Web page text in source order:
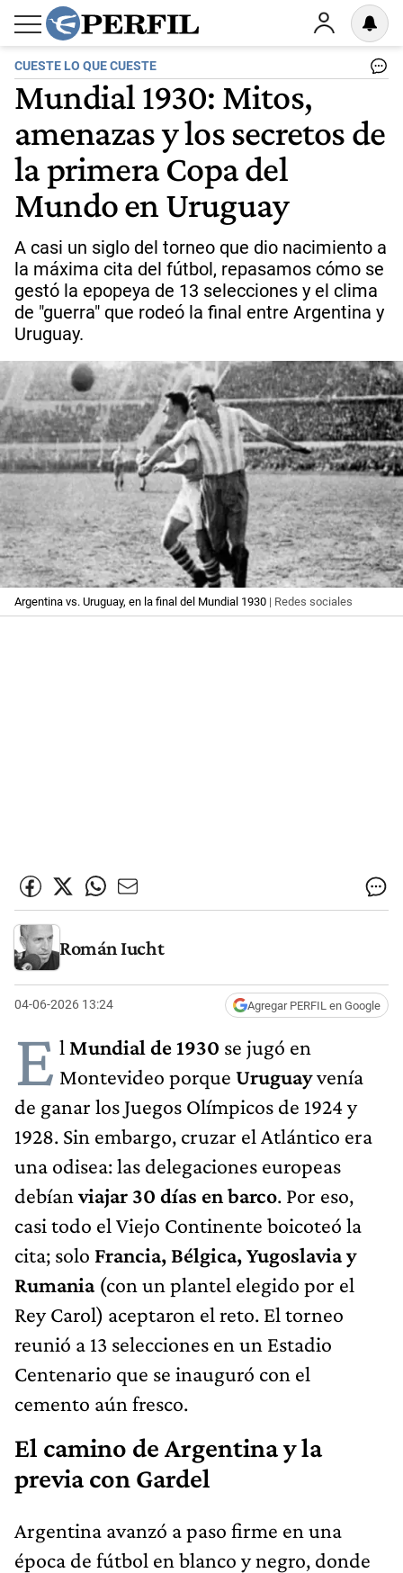
CUESTE LO QUE CUESTE
Mundial 1930: Mitos,
amenazas y los secretos de
la primera Copa del
Mundo en Uruguay
A casi un siglo del torneo que dio nacimiento a
la máxima cita del fútbol, repasamos cómo se
gestó la epopeya de 13 selecciones y el clima
de "guerra" que rodeó la final entre Argentina y
Uruguay.
Argentina vs. Uruguay, en la final del Mundial 1930 | Redes sociales
Román Iucht
04-06-2026 13:24 Agregar PERFIL en Google
E l Mundial de 1930 se jugó en
Montevideo porque Uruguayvenía
de ganar los Juegos Olímpicos de 1924 y
1928. Sin embargo, cruzar el Atlántico era
una odisea: las delegaciones europeas
debíanviajar 30 días en barco. Por eso,
casi todo el Viejo Continente boicoteó la
cita; solo Francia, Bélgica, Yugoslavia y
Rumania(con un plantel elegido por el
Rey Carol) aceptaron el reto. El torneo
reunió a 13 selecciones en un Estadio
Centenario que se inauguró con el
cemento aún fresco.
El camino de Argentina y la
previa con Gardel
Argentina avanzó a paso firme en una
época de fútbol en blanco y negro, donde